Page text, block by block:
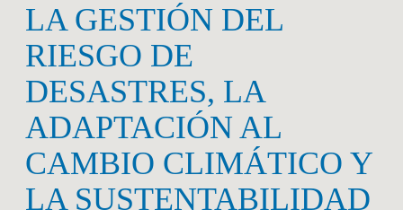
LA GESTIÓN DEL
RIESGO DE
DESASTRES, LA
ADAPTACIÓN AL
CAMBIO CLIMÁTICO Y
LA SUSTENTABILIDAD